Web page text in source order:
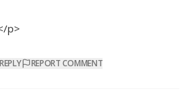
p>
REPLY REPORT COMMENT